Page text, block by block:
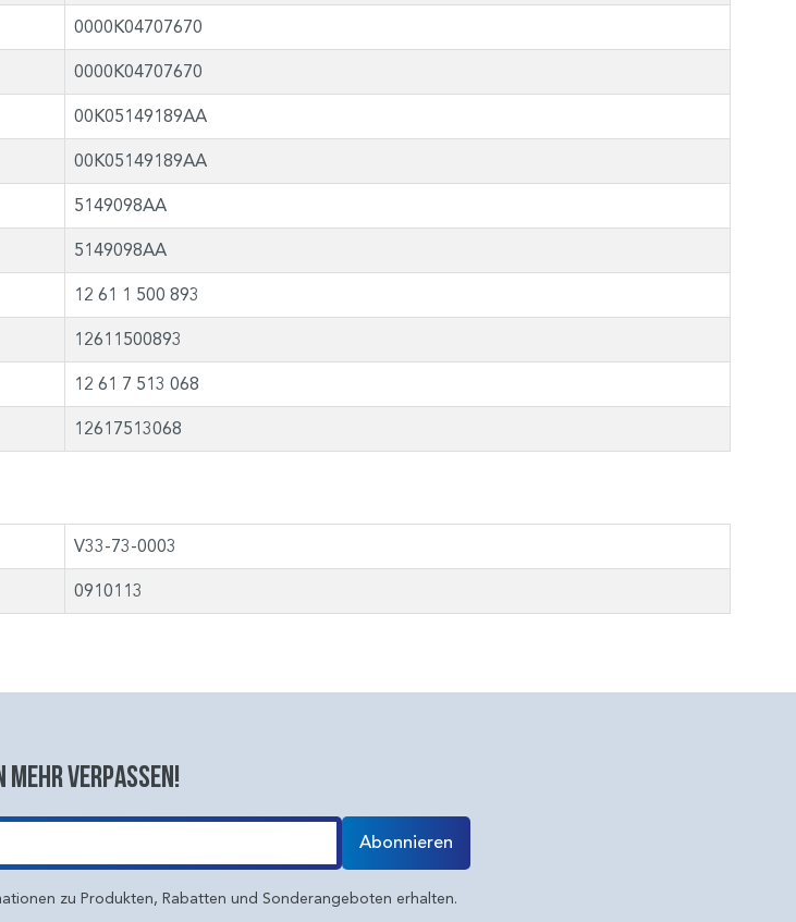
0000K04707670
0000K04707670
00K05149189AA
00K05149189AA
5149098AA
5149098AA
12 61 1 500 893
12611500893
12 61 7 513 068
12617513068
V33-73-0003
0910113
mehr verpassen!
Abonnieren
zu Produkten, Rabatten und Sonderangeboten erhalten.